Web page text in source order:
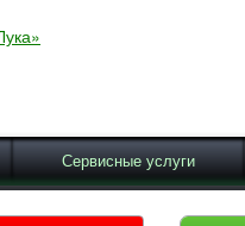
Сервисные услуги